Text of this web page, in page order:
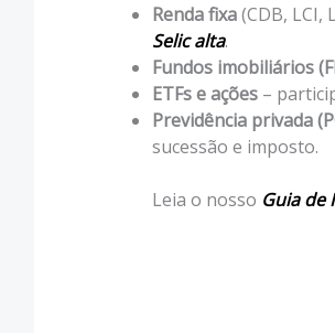
Renda fixa(CDB, LCI,
Selic alta.
Fundos imobiliários
ETFs e ações–
Previdência privada
sucessão e imposto.
Leia o nosso Guia de